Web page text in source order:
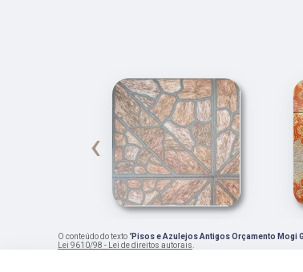
‹
O conteúdo do texto "Pisos e Azulejos Antigos Orçamento Mogi
Lei 9610/98 - Lei de direitos autorais